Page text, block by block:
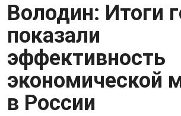
Володин: Итоги
показали
эффективность
экономической
в России